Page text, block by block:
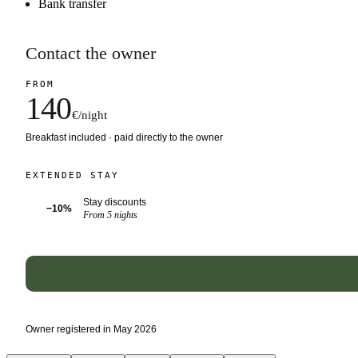
Bank transfer
Contact the owner
FROM
140€/night
Breakfast included · paid directly to the owner
EXTENDED STAY
−10%
Stay discounts
From 5 nights
Owner registered in May 2026